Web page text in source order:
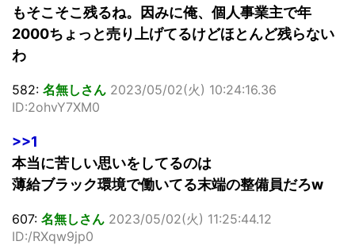
もそこそこ残るね。因みに俺、個人事業主で年
2000ちょっと売り上げてるけどほとんど残らない
わ
582: 名無しさん 2023/05/02(火) 10:24:16.36
ID:2ohvY7XM0
>>1
本当に苦しい思いをしてるのは
薄給ブラック環境で働いてる末端の整備員だろw
607: 名無しさん 2023/05/02(火) 11:25:44.12
ID:/RXqw9jp0